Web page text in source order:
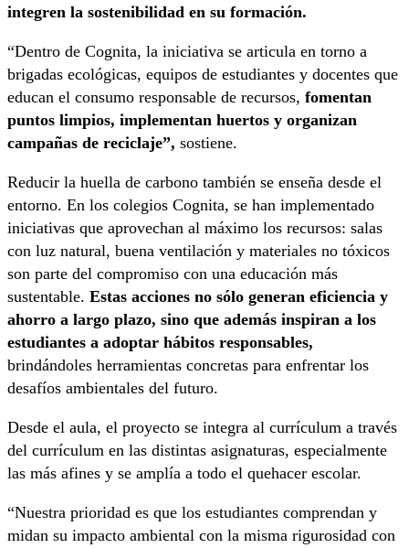
integren la sostenibilidad en su formación.
“Dentro de Cognita, la iniciativa se articula en torno a
brigadas ecológicas, equipos de estudiantes y docentes que
educan el consumo responsable de recursos, fomentan
puntos limpios, implementan huertos y organizan
campañas de reciclaje”, sostiene.
Reducir la huella de carbono también se enseña desde el
entorno. En los colegios Cognita, se han implementado
iniciativas que aprovechan al máximo los recursos: salas
con luz natural, buena ventilación y materiales no tóxicos
son parte del compromiso con una educación más
sustentable. Estas acciones no sólo generan eficiencia y
ahorro a largo plazo, sino que además inspiran a los
estudiantes a adoptar hábitos responsables,
brindándoles herramientas concretas para enfrentar los
desafíos ambientales del futuro.
Desde el aula, el proyecto se integra al currículum a través
del currículum en las distintas asignaturas, especialmente
las más afines y se amplía a todo el quehacer escolar.
“Nuestra prioridad es que los estudiantes comprendan y
midan su impacto ambiental con la misma rigurosidad con